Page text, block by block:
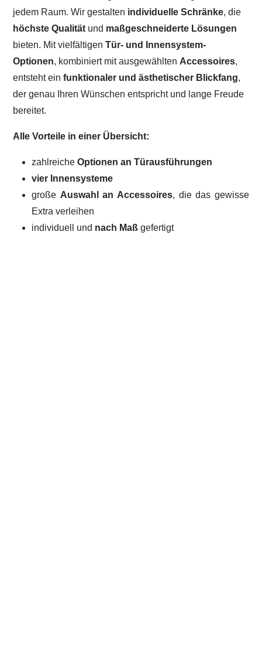
jedem Raum. Wir gestalten individuelle Schränke, die
höchste Qualität und maßgeschneiderte Lösungen
bieten. Mit vielfältigenTür- und Innensystem-
Optionen, kombiniert mit ausgewählten Accessoires,
entsteht einfunktionaler und ästhetischer Blickfang,
der genau Ihren Wünschen entspricht und lange Freude
bereitet.
Alle Vorteile in einer Übersicht:
zahlreicheOptionen an Türausführungen
vier Innensysteme
große Auswahl an Accessoires, die das gewisse
Extra verleihen
individuell und nach Maßgefertigt